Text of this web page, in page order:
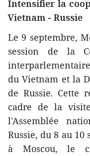
Intensifier la
Vietnam - Russie
Le 9 septembre,
session de la
du Vietnam et la
de Russie. Cette
cadre de la
l'Assemblée
Russie, du 8 au 10
à Moscou, le